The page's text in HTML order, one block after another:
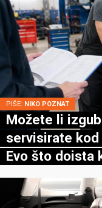
PIŠE: NIKO POZNAT
Možete li
servisirate kod
Evo što doista